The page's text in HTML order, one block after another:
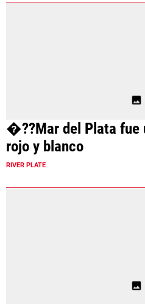
�??Mar del Plata fue
rojo y blanco
RIVER PLATE